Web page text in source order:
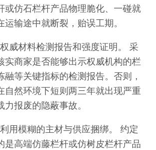
或仿石栏杆产品物理脆化、一碰就
运输途中就断裂，贻误工期。
威材料检测报告和强度证明。 采
实商家是否能够出示权威机构的栏
融等关键指标的检测报告。否则，
自然环境下短则两三年就出现严重
报废的隐蔽事故。
用模糊的主材与供应捆绑。 约定
是高端仿藤栏杆或仿树皮栏杆产品